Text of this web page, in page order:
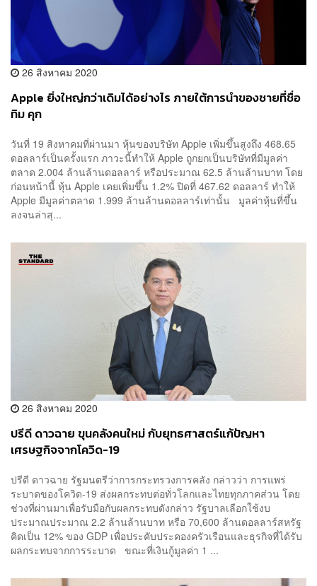
26 สิงหาคม 2020
Apple ยิ่งใหญ่กว่าเดิมได้อย่างไร ภายใต้การนำของชายที่ชื่อ
ทิม คุก
วันที่ 19 สิงหาคมที่ผ่านมา หุ้นของบริษัท Apple เพิ่มขึ้นสูงถึง 468.65
ดอลลาร์เป็นครั้งแรก ภาวะนี้ทำให้ Apple ถูกยกเป็นบริษัทที่มีมูลค่า
ตลาด 2.004 ล้านล้านดอลลาร์ หรือประมาณ 62.5 ล้านล้านบาท โดย
ก่อนหน้านี้ หุ้น Apple เคยเพิ่มขึ้น 1.2% ปิดที่ 467.62 ดอลลาร์ ทำให้
Apple มีมูลค่าตลาด 1.999 ล้านล้านดอลลาร์เท่านั้น มูลค่าหุ้นที่ขึ้น
ลงจนล่าสุ...
26 สิงหาคม 2020
ปรีดี ดาวฉาย ขุนคลังคนใหม่ กับยุทธศาสตร์แก้ปัญหา
เศรษฐกิจจากโควิด-19
ปรีดี ดาวฉาย รัฐมนตรีว่าการกระทรวงการคลัง กล่าวว่า การแพร่
ระบาดของโควิด-19 ส่งผลกระทบต่อทั่วโลกและไทยทุกภาคส่วน โดย
ช่วงที่ผ่านมาเพื่อรับมือกับผลกระทบดังกล่าว รัฐบาลเลือกใช้งบ
ประมาณประมาณ 2.2 ล้านล้านบาท หรือ 70,600 ล้านดอลลาร์สหรัฐ
คิดเป็น 12% ของ GDP เพื่อประคับประคองครัวเรือนและธุรกิจที่ได้รับ
ผลกระทบจากการระบาด ขณะที่เงินกู้มูลค่า 1 ...